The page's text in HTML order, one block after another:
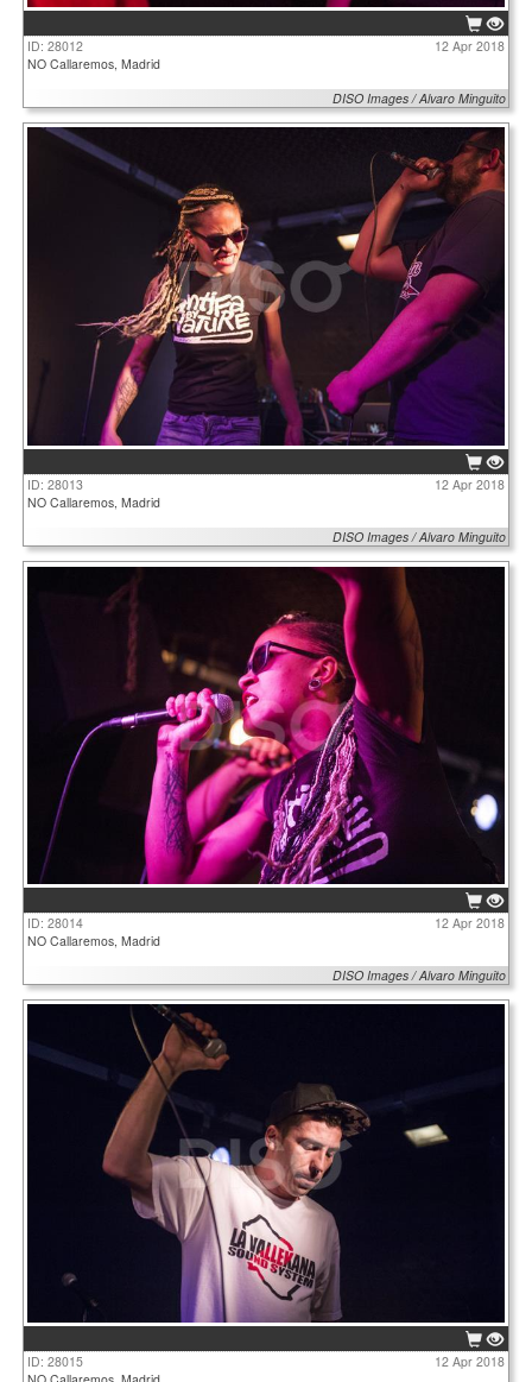
ID: 28012
12 Apr 2018
NO Callaremos, Madrid
DISO Images / Alvaro Minguito
ID: 28013
12 Apr 2018
NO Callaremos, Madrid
DISO Images / Alvaro Minguito
ID: 28014
12 Apr 2018
NO Callaremos, Madrid
DISO Images / Alvaro Minguito
ID: 28015
12 Apr 2018